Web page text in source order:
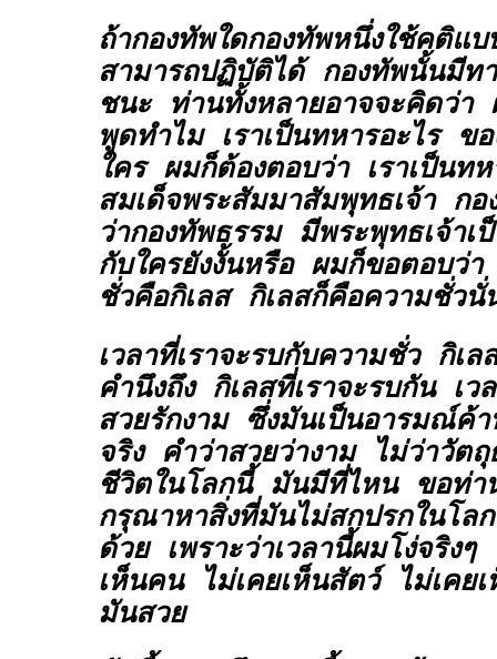
ถ้ากองทัพใดกองทัพหนึ่งใช้คติแ
สามารถปฏิบัติได้ กองทัพนั้นมีทา
ชนะ ท่านทั้งหลายอาจจะคิดว่า
พูดทำไม เราเป็นทหารอะไร ข
ใคร ผมก็ต้องตอบว่า เราเป็นทห
สมเด็จพระสัมมาสัมพุทธเจ้า กอ
ว่ากองทัพธรรม มีพระพุทธเจ้าเ
กับใครยังงั้นหรือ ผมก็ขอตอบว่า
ชั่วคือกิเลส กิเลสก็คือความชั่วนั่
เวลาที่เราจะรบกับความชั่ว กิเล
คำนึงถึง กิเลสที่เราจะรบกัน เว
สวยรักงาม ซึ่งมันเป็นอารมณ์ค้า
จริง คำว่าสวยว่างาม ไม่ว่าวัต
ชีวิตในโลกนี้ มันมีที่ไหน ขอท่า
กรุณาหาสิ่งที่มันไม่สกปรกในโล
ด้วย เพราะว่าเวลานี้ผมโง่จริงๆ
เห็นคน ไม่เคยเห็นสัตว์ ไม่เคย
มันสวย